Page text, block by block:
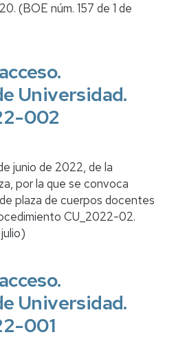
(BOE núm. 157 de 1 de
Universidad.
002
junio de 2022, de la
por la que se convoca
plaza de cuerpos docentes
CU_2022-02.
Universidad.
001